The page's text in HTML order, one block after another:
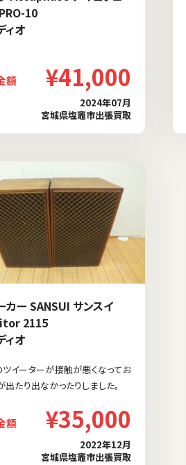
10
ィオ
額 ¥41,000
2024年07月
宮城県塩竈市出張買取
カー SANSUI サンスイ
2115
ィオ
イーターが接触が悪くなってお
出たり出なかったりしました。
額 ¥35,000
2022年12月
宮城県塩竈市出張買取